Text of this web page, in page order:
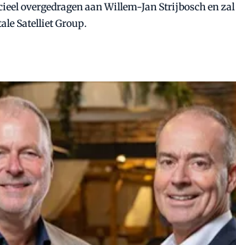
overgedragen aan Willem-Jan Strijbosch en
Satelliet Group.